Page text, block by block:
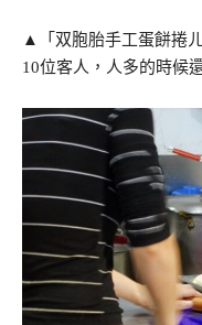
▲「双胞胎手工蛋餅捲
10位客人，人多的時候